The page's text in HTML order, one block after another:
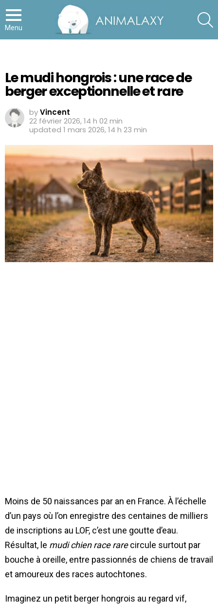
Menu
Le mudi hongrois : une race de
berger exceptionnelle et rare
byVincent
22 février 2026, 14 h 02 min
updated 1 mars 2026, 14 h 23 min
Moins de 50 naissances par an en France. À l’échelle
d’un pays où l’on enregistre des centaines de milliers
de inscriptions au LOF, c’est une goutte d’eau.
Résultat, le mudi chien race rarecircule surtout par
bouche à oreille, entre passionnés de chiens de travail
et amoureux des races autochtones.
Imaginez un petit berger hongrois au regard vif,